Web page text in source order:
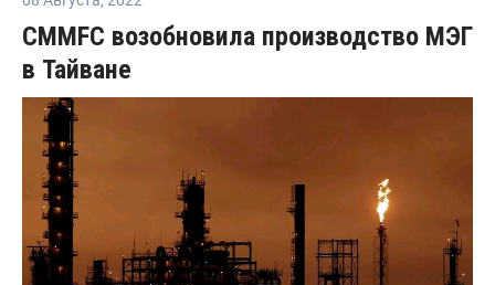
CMMFC возобновила производство МЭГ
в Тайване